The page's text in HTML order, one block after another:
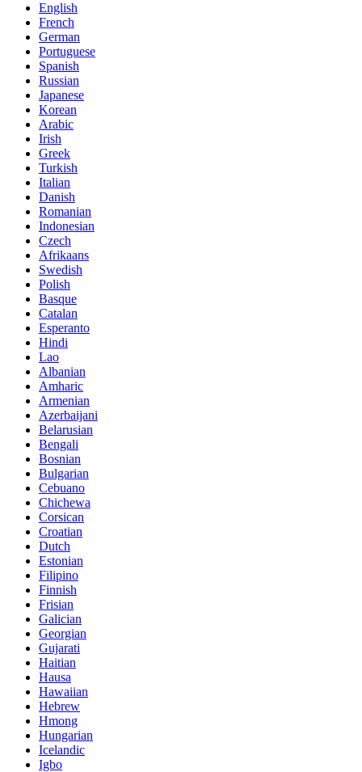
English
French
German
Portuguese
Spanish
Russian
Japanese
Korean
Arabic
Irish
Greek
Turkish
Italian
Danish
Romanian
Indonesian
Czech
Afrikaans
Swedish
Polish
Basque
Catalan
Esperanto
Hindi
Lao
Albanian
Amharic
Armenian
Azerbaijani
Belarusian
Bengali
Bosnian
Bulgarian
Cebuano
Chichewa
Corsican
Croatian
Dutch
Estonian
Filipino
Finnish
Frisian
Galician
Georgian
Gujarati
Haitian
Hausa
Hawaiian
Hebrew
Hmong
Hungarian
Icelandic
Igbo